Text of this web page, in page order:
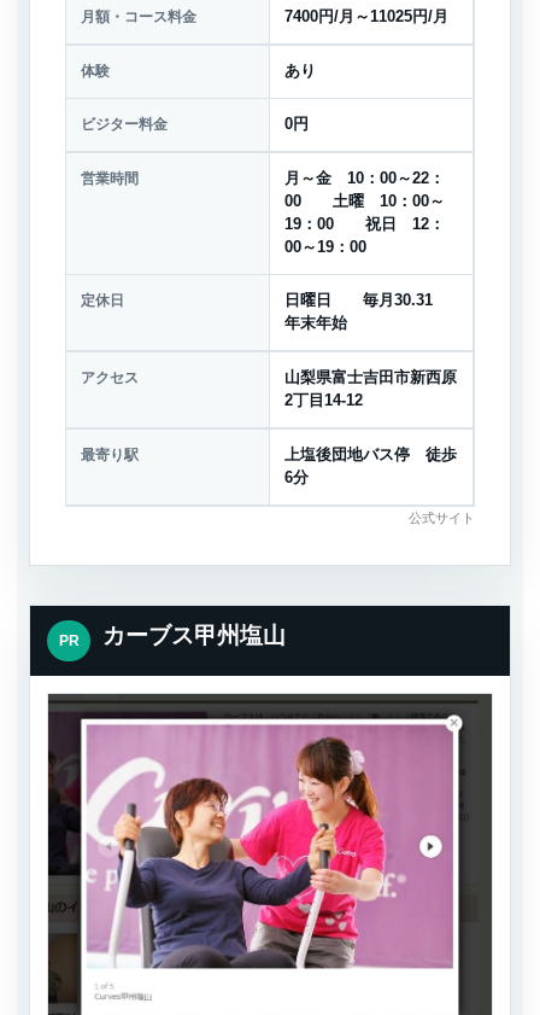
月額・コース料金 7400円/月～11025円/月
体験 あり
ビジター料金 0円
営業時間
月～金 10：00～22：
00 土曜 10：00～
19：00 祝日 12：
00～19：00
定休日
日曜日 毎月30.31
年末年始
アクセス
山梨県富士吉田市新西原
2丁目14-12
最寄り駅
上塩後団地バス停 徒歩
6分
公式サイト
PR カーブス甲州塩山